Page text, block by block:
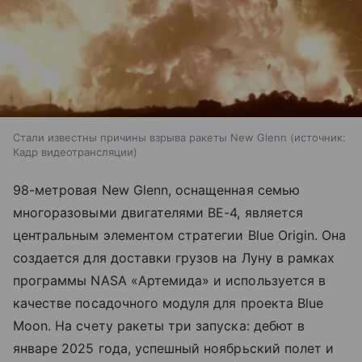
Стали известны причины взрыва ракеты New Glenn
источник:
Кадр видеотрансляции
98-метровая New Glenn, оснащенная семью
многоразовыми двигателями BE-4, является
центральным элементом стратегии Blue Origin. Она
создается для доставки грузов на Луну в рамках
программы NASA «Артемида» и используется в
качестве посадочного модуля для проекта Blue
Moon. На счету ракеты три запуска: дебют в
январе 2025 года, успешный ноябрьский полет и